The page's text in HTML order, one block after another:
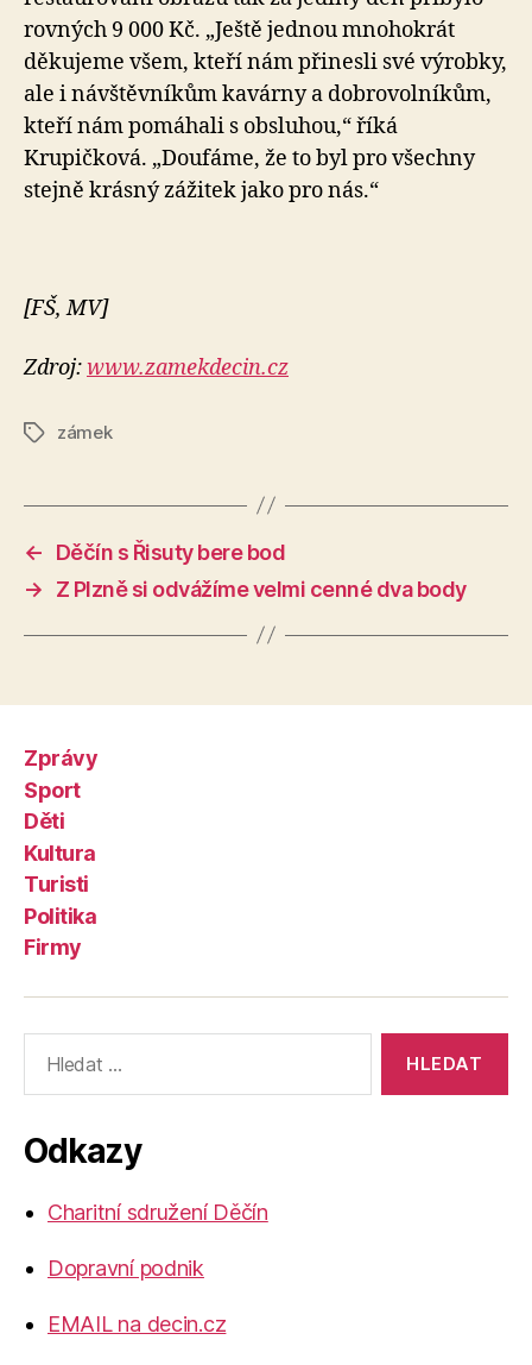
rovných 9 000 Kč. „Ještě jednou mnohokrát
děkujeme všem, kteří nám přinesli své výrobky,
ale i návštěvníkům kavárny a dobrovolníkům,
kteří nám pomáhali s obsluhou,“ říká
Krupičková. „Doufáme, že to byl pro všechny
stejně krásný zážitek jako pro nás.“
[FŠ, MV]
Zdroj:www.zamekdecin.cz
Štítkyzámek
←
Děčín s Řisuty bere bod
→
Z Plzně si odvážíme velmi cenné dva body
Zprávy
Sport
Děti
Kultura
Turisti
Politika
Firmy
vyhledávání:
Odkazy
Charitní sdružení Děčín
Dopravní podnik
EMAIL na decin.cz